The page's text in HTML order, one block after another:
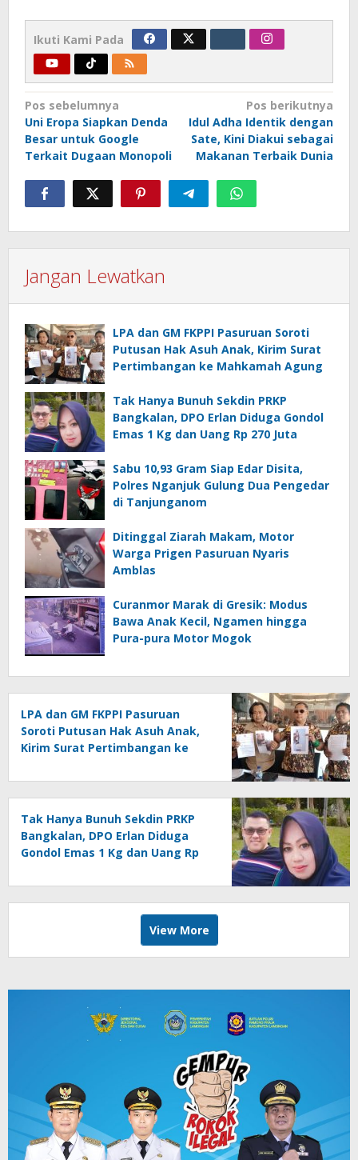
Ikuti Kami Pada
Navigasi
pos
Pos sebelumnya
Uni Eropa Siapkan Denda
Besar untuk Google
Terkait Dugaan Monopoli
Pos berikutnya
Idul Adha Identik dengan
Sate, Kini Diakui sebagai
Makanan Terbaik Dunia
Jangan Lewatkan
LPA dan GM FKPPI Pasuruan Soroti
Putusan Hak Asuh Anak, Kirim Surat
Pertimbangan ke Mahkamah Agung
Tak Hanya Bunuh Sekdin PRKP
Bangkalan, DPO Erlan Diduga Gondol
Emas 1 Kg dan Uang Rp 270 Juta
Sabu 10,93 Gram Siap Edar Disita,
Polres Nganjuk Gulung Dua Pengedar
di Tanjunganom
Ditinggal Ziarah Makam, Motor
Warga Prigen Pasuruan Nyaris
Amblas
Curanmor Marak di Gresik: Modus
Bawa Anak Kecil, Ngamen hingga
Pura-pura Motor Mogok
LPA dan GM FKPPI Pasuruan
Soroti Putusan Hak Asuh Anak,
Kirim Surat Pertimbangan ke
Tak Hanya Bunuh Sekdin PRKP
Bangkalan, DPO Erlan Diduga
Gondol Emas 1 Kg dan Uang Rp
View More